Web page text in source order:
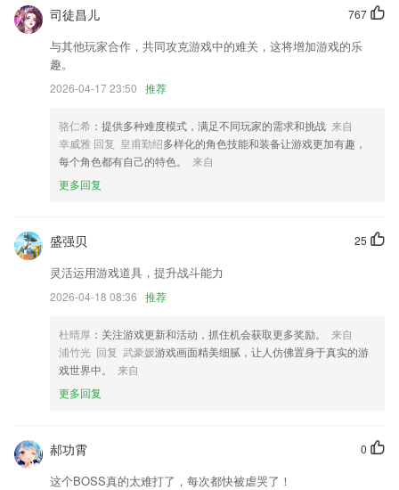
众包功能优化
优化用户操作APP时的统计功能
修复了点击翻译iCon频繁移动错误
优化数据页面的视觉
新增公积金服务专区。
调整209模块与201模块一致
以上就是18乐游戏中心手机版的介绍，如果您喜欢这款软件，您可以到
767
司徒昌儿
与其他玩家合作，共同攻克游戏中的难关，这将增加游戏的乐
趣。
2026-04-17 23:50 推荐
骆仁希 ：提供多种难度模式，满足不同玩家的需求和挑战 来自
幸威雅 回复 皇甫勤绍多样化的角色技能和装备让游戏更加有趣，
每个角色都有自己的特色。
来自
更多回复
25
盛强贝
灵活运用游戏道具，提升战斗能力
2026-04-18 08:36 推荐
杜晴厚 ：关注游戏更新和活动，抓住机会获取更多奖励。
来自
浦竹光 回复 武豪媛游戏画面精美细腻，让人仿佛置身于真实的游
戏世界中。
来自
更多回复
0
郝功霄
这个BOSS真的太难打了，每次都快被虐哭了！